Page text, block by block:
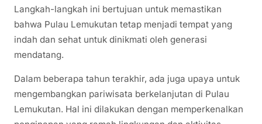
Langkah-langkah ini bertujuan untuk memastikan
bahwa Pulau Lemukutan tetap menjadi tempat yang
indah dan sehat untuk dinikmati oleh generasi
mendatang.
Dalam beberapa tahun terakhir, ada juga upaya untuk
mengembangkan pariwisata berkelanjutan di Pulau
Lemukutan. Hal ini dilakukan dengan memperkenalkan